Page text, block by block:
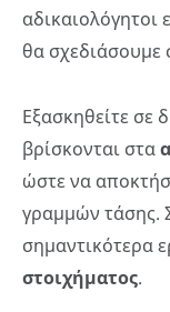
θα σχεδιάσουμε
Εξασκηθείτε σε
βρίσκονται στα
ώστε να
γραμμών τάσης.
σημαντικότερα
στοιχήματος.